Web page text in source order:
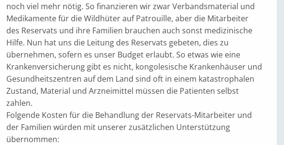
noch viel mehr nötig. So finanzieren wir zwar Verbandsmaterial und
Medikamente für die Wildhüter auf Patrouille, aber die Mitarbeiter
des Reservats und ihre Familien brauchen auch sonst medizinische
Hilfe. Nun hat uns die Leitung des Reservats gebeten, dies zu
übernehmen, sofern es unser Budget erlaubt. So etwas wie eine
Krankenversicherung gibt es nicht, kongolesische Krankenhäuser und
Gesundheitszentren auf dem Land sind oft in einem katastrophalen
Zustand, Material und Arzneimittel müssen die Patienten selbst
zahlen.
Folgende Kosten für die Behandlung der Reservats-Mitarbeiter und
der Familien würden mit unserer zusätzlichen Unterstützung
übernommen: